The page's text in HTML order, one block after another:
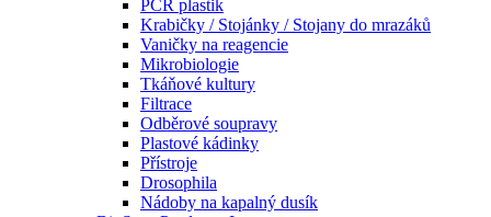
PCR plastik
Krabičky / Stojánky / Stojany do mrazáků
Vaničky na reagencie
Mikrobiologie
Tkáňové kultury
Filtrace
Odběrové soupravy
Plastové kádinky
Přístroje
Drosophila
Nádoby na kapalný dusík